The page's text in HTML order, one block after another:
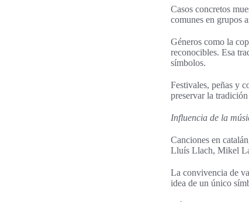
Casos concretos
comunes en grupos
Géneros como la
reconocibles. Esa
símbolos.
Festivales, peñas y
preservar la
Influencia de la
Canciones en
Lluís Llach, Mikel
La convivencia de
idea de un único